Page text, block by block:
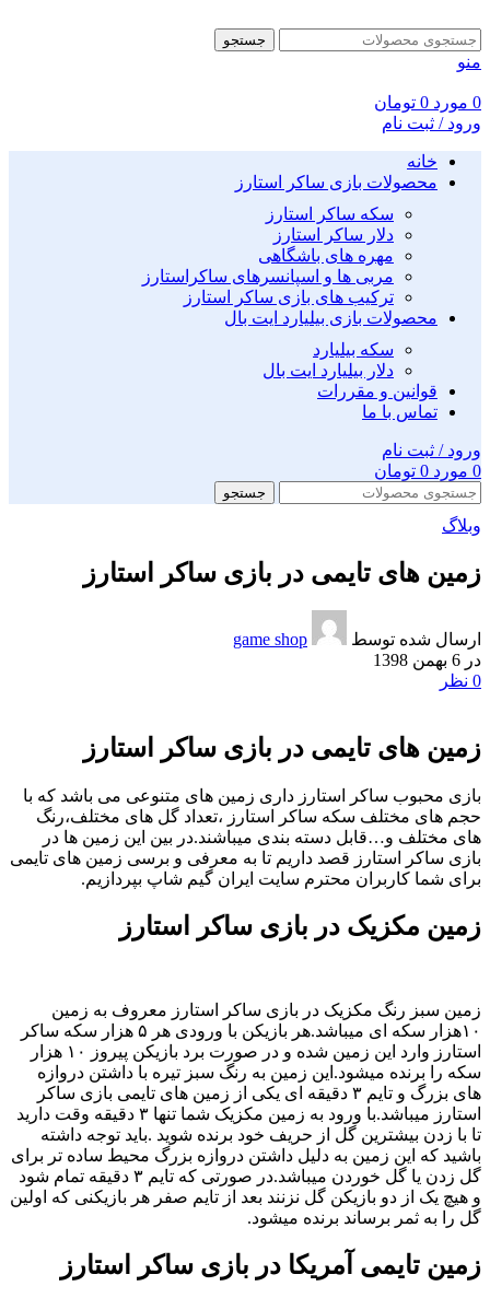
جستجو
منو
0 مورد 0 تومان
ورود / ثبت نام
خانه
محصولات بازی ساکر استارز
سکه ساکر استارز
دلار ساکر استارز
مهره های باشگاهی
مربی ها و اسپانسرهای ساکراستارز
ترکیب های بازی ساکر استارز
محصولات بازی بیلیارد ایت بال
سکه بیلیارد
دلار بیلیارد ایت بال
قوانین و مقررات
تماس با ما
ورود / ثبت نام
0 مورد 0 تومان
جستجو
وبلاگ
زمین های تایمی در بازی ساکر استارز
ارسال شده توسط
game shop
در 6 بهمن 1398
0 نظر
زمین های تایمی در بازی ساکر استارز
بازی محبوب ساکر استارز داری زمین های متنوعی می باشد که با
حجم های مختلف سکه ساکر استارز ،تعداد گل های مختلف،رنگ
های مختلف و…قابل دسته بندی میباشند.در بین این زمین ها در
بازی ساکر استارز قصد داریم تا به معرفی و برسی زمین های تایمی
برای شما کاربران محترم سایت ایران گیم شاپ بپردازیم.
زمین مکزیک در بازی ساکر استارز
زمین سبز رنگ مکزیک در بازی ساکر استارز معروف به زمین
۱۰هزار سکه ای میباشد‌.هر بازیکن با ورودی هر ۵ هزار سکه ساکر
استارز وارد این زمین شده و در صورت برد بازیکن پیروز ۱۰ هزار
سکه را برنده میشود.این زمین به رنگ سبز تیره با داشتن دروازه
های بزرگ و تایم ۳ دقیقه ای یکی از زمین های تایمی بازی ساکر
استارز میباشد.با ورود به زمین مکزیک شما تنها ۳ دقیقه وقت دارید
تا با زدن بیشترین گل از حریف خود برنده شوید .باید توجه داشته
باشید که این زمین به دلیل داشتن دروازه بزرگ محیط ساده تر برای
گل زدن یا گل خوردن میباشد.در صورتی که تایم ۳ دقیقه تمام شود
و هیچ یک از دو بازیکن گل نزنند بعد از تایم صفر هر بازیکنی که اولین
گل را به ثمر برساند برنده میشود.
زمین تایمی آمریکا در بازی ساکر استارز